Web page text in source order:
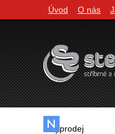
Výprodej
Navigácia
Úvod O nás